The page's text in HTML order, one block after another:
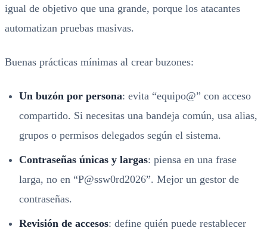
igual de objetivo que una grande, porque los atacantes
automatizan pruebas masivas.
Buenas prácticas mínimas al crear buzones:
Un buzón por persona: evita “equipo@” con acceso
compartido. Si necesitas una bandeja común, usa alias,
grupos o permisos delegados según el sistema.
Contraseñas únicas y largas: piensa en una frase
larga, no en “P@ssw0rd2026”. Mejor un gestor de
contraseñas.
Revisión de accesos: define quién puede restablecer